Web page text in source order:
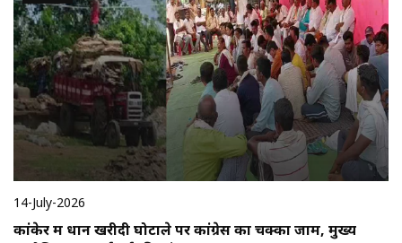
14-July-2026
कांकेर में धान खरीदी घोटाले पर कांग्रेस का चक्का जाम, मुख्य